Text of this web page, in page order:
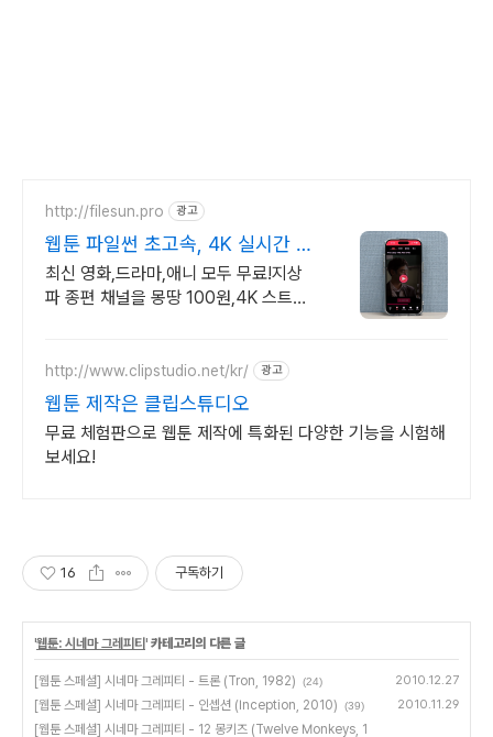
http://filesun.pro 광고
웹툰 파일썬 초고속, 4K 실시간 보
기!
최신 영화,드라마,애니 모두 무료!지상
파 종편 채널을 몽땅 100원,4K 스트리
http://www.clipstudio.net/kr/ 광고
웹툰 제작은 클립스튜디오
무료 체험판으로 웹툰 제작에 특화된 다양한 기능을 시험해
보세요!
16 구독하기
'웹툰: 시네마 그레피티 ' 카테고리의 다른 글
[웹툰 스페셜] 시네마 그레피티 - 트론 (Tron, 1982) (24) 2010.12.27
[웹툰 스페셜] 시네마 그레피티 - 인셉션 (Inception, 2010) (39) 2010.11.29
[웹툰 스페셜] 시네마 그레피티 - 12 몽키즈 (Twelve Monkeys, 1